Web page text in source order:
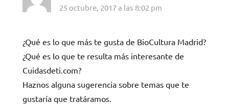
25 octubre, 2017 a las 8:02 pm
¿Qué es lo que más te gusta de BioCultura Madrid?
¿Qué es lo que te resulta más interesante de
Cuidasdeti.com?
Haznos alguna sugerencia sobre temas que te
gustaría que tratáramos.